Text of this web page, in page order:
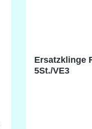
Ersatzklinge
5St./VE3